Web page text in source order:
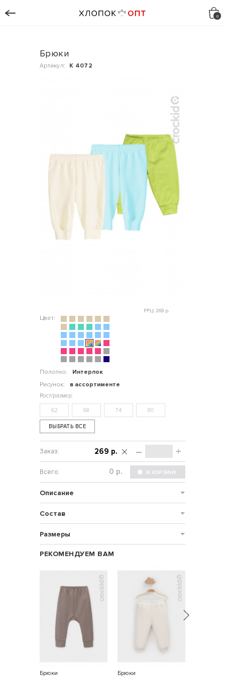
Брюки
Артикул: К 4072
Цвет:
Полотно:
Интерлок
Рисунок:
в ассортименте
РРЦ: 269 р.
62 68 74 80
ВЫБРАТЬ ВСЕ
– +
269 р.
р.
Описание
Состав
Размеры
РЕКОМЕНДУЕМ ВАМ
Брюки Брюки